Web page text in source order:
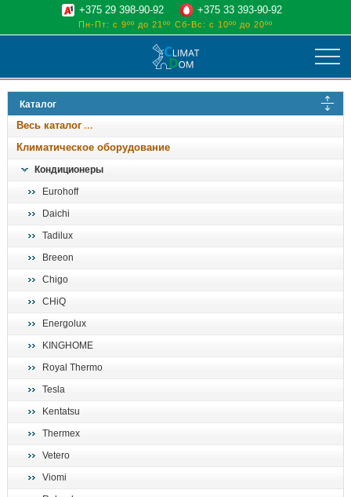
климат
отопительные котлы
водоснабжение
+375 29 398-90-92 +375 33 393-90-92
Пн-Пт: с 9ºº до 21ºº Сб-Вс: с 10ºº до 20ºº
Каталог
Весь каталог
Климатическое оборудование
Кондиционеры
Eurohoff
Daichi
Tadilux
Breeon
Chigo
CHiQ
Energolux
KINGHOME
Royal Thermo
Tesla
Kentatsu
Thermex
Vetero
Viomi